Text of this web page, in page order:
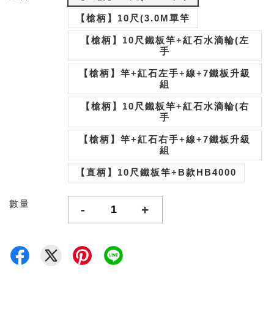
【槍柄】10尺(3.0M單竿
【槍柄】10尺鐵板竿+紅石水滴輪(左
手
【槍柄】竿+紅石左手+線+7鐵板升級
組
【槍柄】10尺鐵板竿+紅石水滴輪(右
手
【槍柄】竿+紅石右手+線+7鐵板升級
組
【直柄】10尺鐵板竿+B款HB4000
數量 - +